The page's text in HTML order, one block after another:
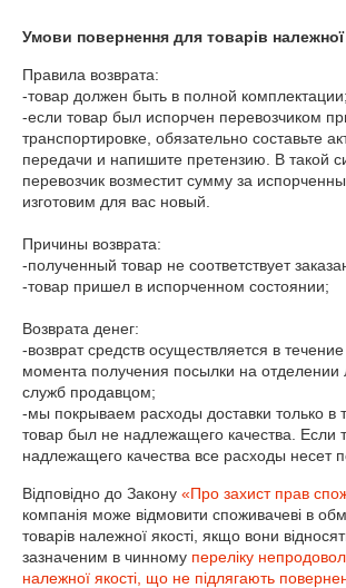
Умови повернення для товарів належної
Правила возврата:
-товар должен быть в полной комплектации;
-если товар был испорчен перевозчиком
транспортировке, обязательно составьте
передачи и напишите претензию. В такой
перевозчик возместит сумму за
изготовим для вас новый.
Причины возврата:
-полученный товар не соответствует
-товар пришел в испорченном состоянии;
Возврата денег:
-возврат средств осуществляется в
момента получения посылки на отделении
служб продавцом;
-мы покрываем расходы доставки только в
товар был не надлежащего качества. Если
надлежащего качества все расходы несет
Відповідно до Закону «Про захист прав
компанія може відмовити споживачеві в
товарів належної якості, якщо вони
зазначеним в чинному переліку
належної якості, що не підлягають